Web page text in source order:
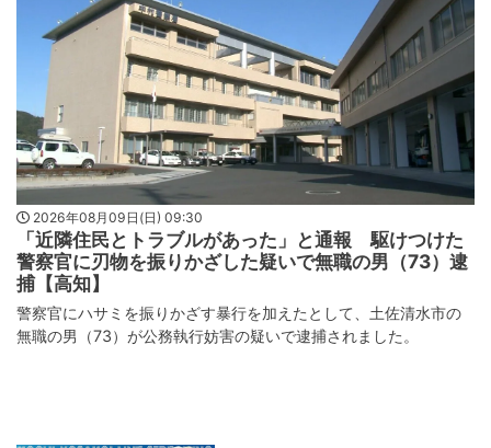
2026年08月09日(日) 09:30
「近隣住民とトラブルがあった」と通報 駆けつけた
警察官に刃物を振りかざした疑いで無職の男（73）逮
捕【高知】
警察官にハサミを振りかざす暴行を加えたとして、土佐清水市の
無職の男（73）が公務執行妨害の疑いで逮捕されました。